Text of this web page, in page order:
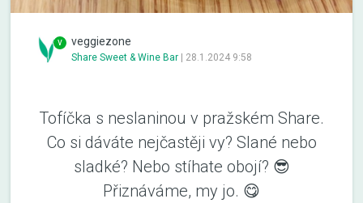
veggiezone
Share Sweet & Wine Bar 28.1.2024 9:58
Tofíčka s neslaninou v pražském Share.
Co si dáváte nejčastěji vy? Slané nebo
sladké? Nebo stíhate obojí? 😎
Přiznáváme, my jo. 😋